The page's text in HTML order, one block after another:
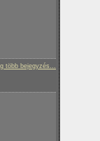
több bejegyzés...